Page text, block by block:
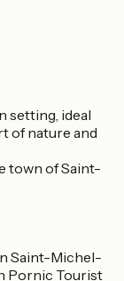
setting, ideal
of nature and
town of Saint-
Saint-Michel-
Pornic Tourist